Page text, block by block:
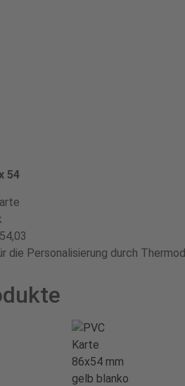
54
die Personalisierung durch